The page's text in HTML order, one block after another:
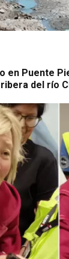
en Puente
del río